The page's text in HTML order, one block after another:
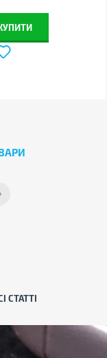
СТАТТІ